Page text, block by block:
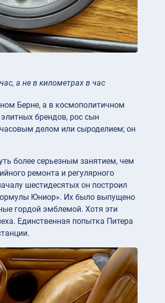
а не в километрах в час
Берне, а в космополитичном
брендов, рос сын
часовым делом или сыроделием; он
более серьезным занятием, чем
ремонта и регулярного
шестидесятых он построил
Юниор». Их было выпущено
гордой эмблемой. Хотя эти
Единственная попытка Питера